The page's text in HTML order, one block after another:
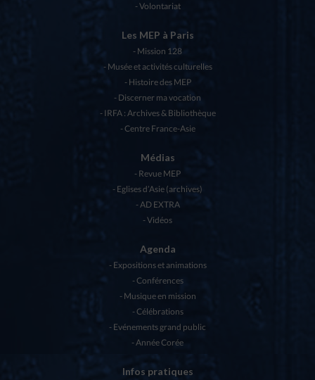
Volontariat
Les MEP à Paris
Mission 128
Musée et activités culturelles
Histoire des MEP
Discerner ma vocation
IRFA : Archives & Bibliothèque
Centre France-Asie
Médias
Revue MEP
Eglises d’Asie (archives)
AD EXTRA
Vidéos
Agenda
Expositions et animations
Conférences
Musique en mission
Célébrations
Evénements grand public
Année Corée
Infos pratiques